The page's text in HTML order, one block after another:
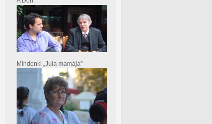
Mindenki „Jula mamája”